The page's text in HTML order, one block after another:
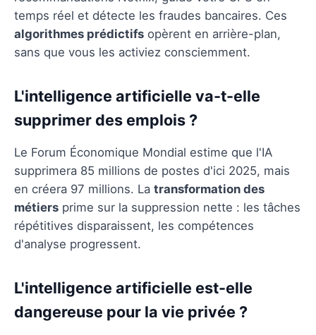
temps réel et détecte les fraudes bancaires. Ces
algorithmes prédictifs opèrent en arrière-plan,
sans que vous les activiez consciemment.
L'intelligence artificielle va-t-elle
supprimer des emplois ?
Le Forum Économique Mondial estime que l'IA
supprimera 85 millions de postes d'ici 2025, mais
en créera 97 millions. La transformation des
métiers prime sur la suppression nette : les tâches
répétitives disparaissent, les compétences
d'analyse progressent.
L'intelligence artificielle est-elle
dangereuse pour la vie privée ?